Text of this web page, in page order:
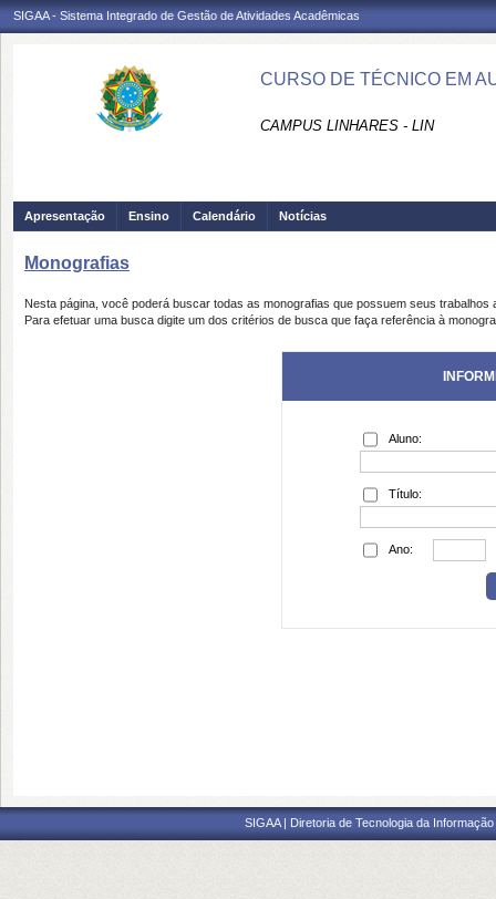
SIGAA - Sistema Integrado de Gestão de Atividades Acadêmicas
CURSO DE TÉCNICO EM
CAMPUS LINHARES - LIN
Apresentação Ensino Calendário Notícias
Monografias
Nesta página, você poderá buscar todas as monografias que possuem seus trabalhos
Para efetuar uma busca digite um dos critérios de busca que faça referência à
Aluno:
Título:
Ano:
SIGAA | Diretoria de Tecnologia da